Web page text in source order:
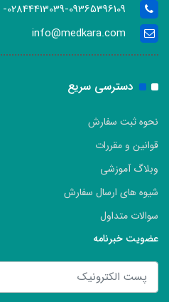
02844413039-09365396109- 02844413013
info@medkara.com
دسترسی سریع
نحوه ثبت سفارش
قوانین و مقررات
وبلاگ آموزشی
شیوه های ارسال سفارش
سوالات متداول
عضویت خبرنامه